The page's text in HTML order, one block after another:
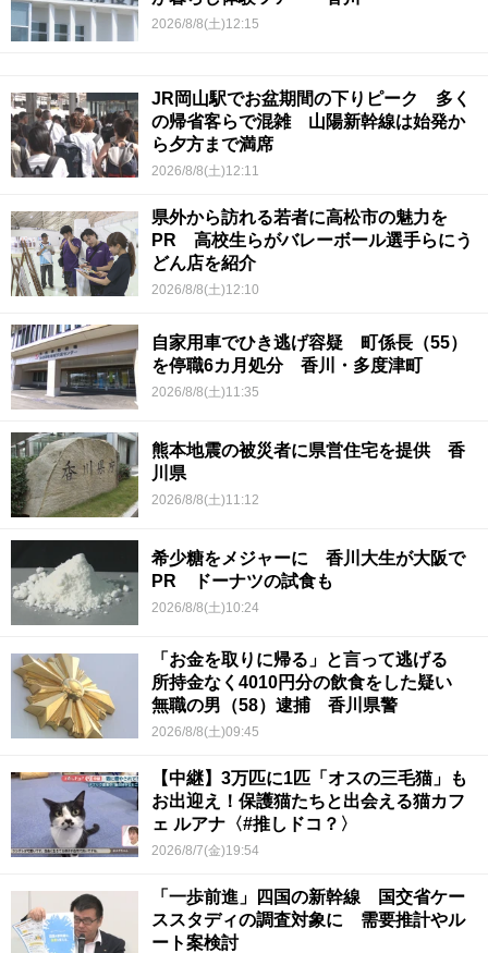
2026/8/8(土)12:15
JR岡山駅でお盆期間の下りピーク 多く
の帰省客らで混雑 山陽新幹線は始発か
ら夕方まで満席
2026/8/8(土)12:11
県外から訪れる若者に高松市の魅力を
PR 高校生らがバレーボール選手らにう
どん店を紹介
2026/8/8(土)12:10
自家用車でひき逃げ容疑 町係長（55）
を停職6カ月処分 香川・多度津町
2026/8/8(土)11:35
熊本地震の被災者に県営住宅を提供 香
川県
2026/8/8(土)11:12
希少糖をメジャーに 香川大生が大阪で
PR ドーナツの試食も
2026/8/8(土)10:24
「お金を取りに帰る」と言って逃げる
所持金なく4010円分の飲食をした疑い
無職の男（58）逮捕 香川県警
2026/8/8(土)09:45
【中継】3万匹に1匹「オスの三毛猫」も
お出迎え！保護猫たちと出会える猫カフ
ェ ルアナ〈#推しドコ？〉
2026/8/7(金)19:54
「一歩前進」四国の新幹線 国交省ケー
ススタディの調査対象に 需要推計やル
ート案検討